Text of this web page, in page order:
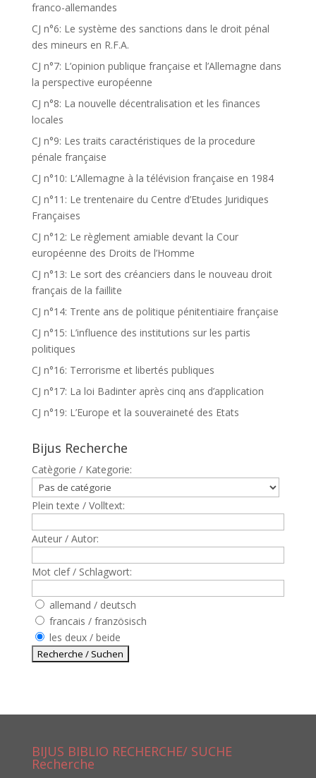
franco-allemandes
CJ n°6: Le système des sanctions dans le droit pénal
des mineurs en R.F.A.
CJ n°7: L’opinion publique française et l’Allemagne dans
la perspective européenne
CJ n°8: La nouvelle décentralisation et les finances
locales
CJ n°9: Les traits caractéristiques de la procedure
pénale française
CJ n°10: L’Allemagne à la télévision française en 1984
CJ n°11: Le trentenaire du Centre d’Etudes Juridiques
Françaises
CJ n°12: Le règlement amiable devant la Cour
européenne des Droits de l’Homme
CJ n°13: Le sort des créanciers dans le nouveau droit
français de la faillite
CJ n°14: Trente ans de politique pénitentiaire française
CJ n°15: L’influence des institutions sur les partis
politiques
CJ n°16: Terrorisme et libertés publiques
CJ n°17: La loi Badinter après cinq ans d’application
CJ n°19: L’Europe et la souveraineté des Etats
Bijus Recherche
Catègorie / Kategorie:
Plein texte / Volltext:
Auteur / Autor:
Mot clef / Schlagwort:
allemand / deutsch
francais / französisch
les deux / beide
BIJUS BIBLIO RECHERCHE/ SUCHE
Recherche